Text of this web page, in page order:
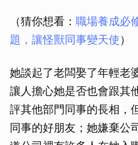
（猜你想看： 職場養成必
題，讓怪獸同事變天使）
她談起了老闆娶了年輕老
讓人擔心她是否也會跟其
評其他部門同事的長相，
同事的好朋友；她嫌棄公